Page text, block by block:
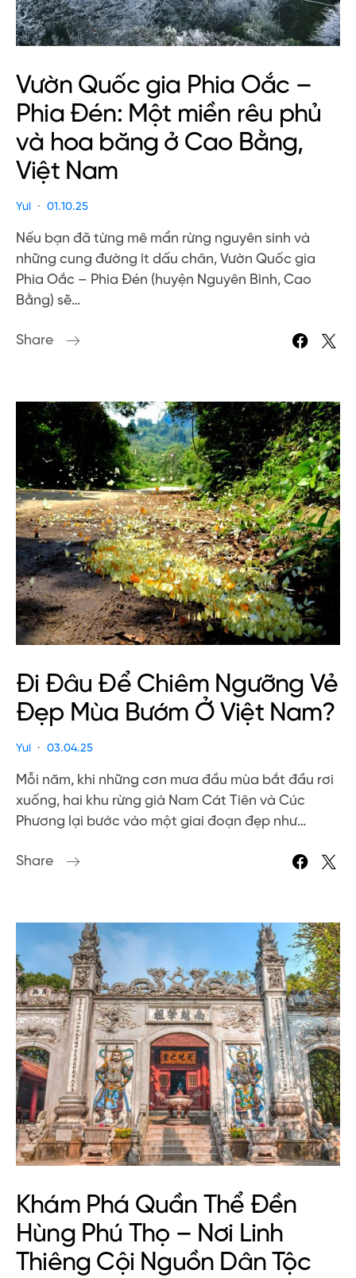
Vườn Quốc gia Phia Oắc –
Phia Đén: Một miền rêu phủ
và hoa băng ở Cao Bằng,
Việt Nam
Yui 01.10.25
Nếu bạn đã từng mê mẩn rừng nguyên sinh và
những cung đường ít dấu chân, Vườn Quốc gia
Phia Oắc – Phia Đén (huyện Nguyên Bình, Cao
Bằng) sẽ…
Share
Đi Đâu Để Chiêm Ngưỡng Vẻ
Đẹp Mùa Bướm Ở Việt Nam?
Yui 03.04.25
Mỗi năm, khi những cơn mưa đầu mùa bắt đầu rơi
xuống, hai khu rừng già Nam Cát Tiên và Cúc
Phương lại bước vào một giai đoạn đẹp như…
Share
Khám Phá Quần Thể Đền
Hùng Phú Thọ – Nơi Linh
Thiêng Cội Nguồn Dân Tộc